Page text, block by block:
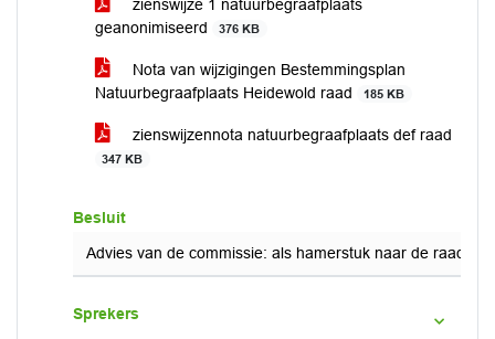
zienswijze 1 natuurbegraafplaats
geanonimiseerd
376 KB
Nota van wijzigingen Bestemmingsplan
Natuurbegraafplaats Heidewold raad
185 KB
zienswijzennota natuurbegraafplaats def raad
347 KB
Besluit
Advies van de commissie: als hamerstuk naar de raad.
Sprekers